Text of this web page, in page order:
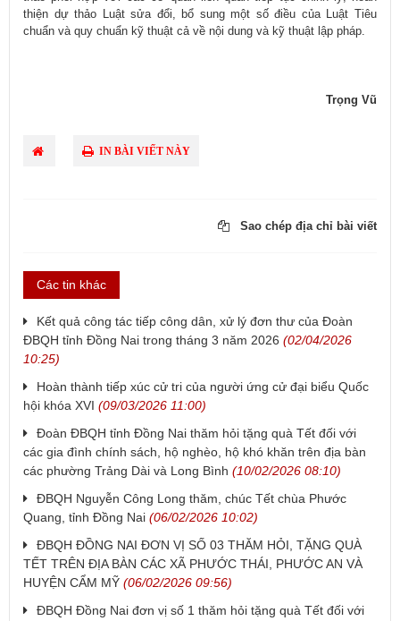
thiện dự thảo Luật sửa đổi, bổ sung một số điều của Luật Tiêu
chuẩn và quy chuẩn kỹ thuật cả về nội dung và kỹ thuật lập pháp.
Trọng Vũ
IN BÀI VIẾT NÀY
Sao chép địa chỉ bài viết
Các tin khác
Kết quả công tác tiếp công dân, xử lý đơn thư của Đoàn
ĐBQH tỉnh Đồng Nai trong tháng 3 năm 2026 (02/04/2026
10:25)
Hoàn thành tiếp xúc cử tri của người ứng cử đại biểu Quốc
hội khóa XVI (09/03/2026 11:00)
Đoàn ĐBQH tỉnh Đồng Nai thăm hỏi tặng quà Tết đối với
các gia đình chính sách, hộ nghèo, hộ khó khăn trên địa bàn
các phường Trảng Dài và Long Bình (10/02/2026 08:10)
ĐBQH Nguyễn Công Long thăm, chúc Tết chùa Phước
Quang, tỉnh Đồng Nai (06/02/2026 10:02)
ĐBQH ĐỒNG NAI ĐƠN VỊ SỐ 03 THĂM HỎI, TẶNG QUÀ
TẾT TRÊN ĐỊA BÀN CÁC XÃ PHƯỚC THÁI, PHƯỚC AN VÀ
HUYỆN CẨM MỸ (06/02/2026 09:56)
ĐBQH Đồng Nai đơn vị số 1 thăm hỏi tặng quà Tết đối với